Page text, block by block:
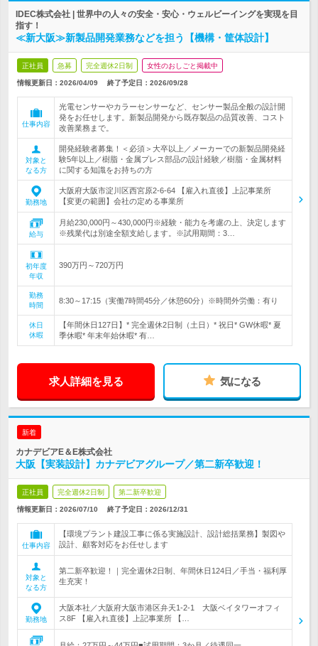
IDEC株式会社 | 世界中の人々の安全・安心・ウェルビーイングを実現を目
指す！
≪新大阪≫新製品開発業務などを担う【機構・筐体設計】
正社員 急募 完全週休2日制 女性のおしごと掲載中
情報更新日：2026/04/09 終了予定日： 2026/09/28
仕事内容
光電センサーやカラーセンサーなど、センサー製品全般の設計開
発をお任せします。新製品開発から既存製品の品質改善、コスト
改善業務まで。
対象と
なる方
開発経験者募集！＜必須＞大卒以上／メーカーでの新製品開発経
験5年以上／樹脂・金属プレス部品の設計経験／樹脂・金属材料
に関する知識をお持ちの方
勤務地
大阪府大阪市淀川区西宮原2-6-64 【雇入れ直後】上記事業所
【変更の範囲】会社の定める事業所
給与
月給230,000円～430,000円※経験・能力を考慮の上、決定します
※残業代は別途全額支給します。※試用期間：3…
初年度
年収
390万円～720万円
勤務
時間
8:30～17:15（実働7時間45分／休憩60分）※時間外労働：有り
休日
休暇
【年間休日127日】* 完全週休2日制（土日）* 祝日* GW休暇* 夏
季休暇* 年末年始休暇* 有…
求人詳細を見る 気になる
新着
カナデビアE＆E株式会社
大阪【実装設計】カナデビアグループ／第二新卒歓迎！
正社員 完全週休2日制 第二新卒歓迎
情報更新日：2026/07/10 終了予定日： 2026/12/31
仕事内容
【環境プラント建設工事に係る実施設計、設計総括業務】製図や
設計、顧客対応をお任せします
対象と
なる方
第二新卒歓迎！｜完全週休2日制、年間休日124日／手当・福利厚
生充実！
勤務地
大阪本社／大阪府大阪市港区弁天1-2-1 大阪ベイタワーオフィ
ス8F 【雇入れ直後】上記事業所 【…